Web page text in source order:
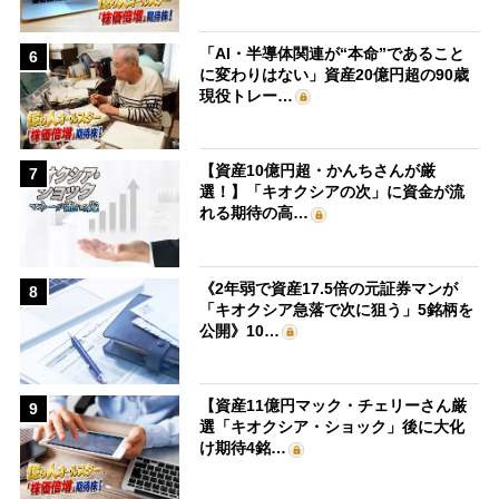
6
「AI・半導体関連が“本命”であること
に変わりはない」資産20億円超の90歳
現役トレー…
7
【資産10億円超・かんちさんが厳
選！】「キオクシアの次」に資金が流
れる期待の高…
8
《2年弱で資産17.5倍の元証券マンが
「キオクシア急落で次に狙う」5銘柄を
公開》10…
9
【資産11億円マック・チェリーさん厳
選「キオクシア・ショック」後に大化
け期待4銘…